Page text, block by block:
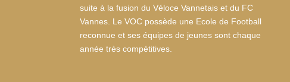
suite à la fusion du Véloce Vannetais et du FC
Vannes. Le VOC possède une Ecole de Football
reconnue et ses équipes de jeunes sont chaque
année très compétitives.